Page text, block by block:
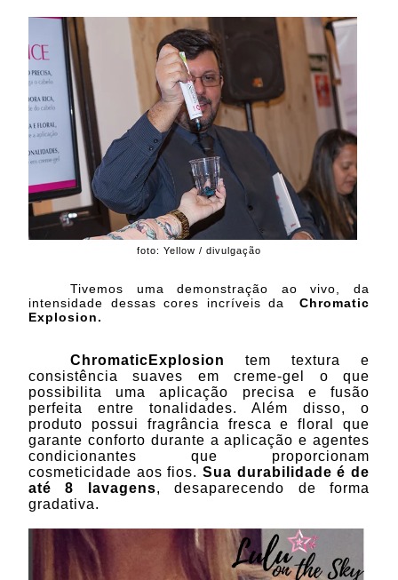
foto: Yellow / divulgação
Tivemos uma demonstração ao vivo, da
intensidade dessas cores incríveis da
Chromatic
Explosion.
ChromaticExplosion tem textura e
consistência suaves em creme-gel o que
possibilita uma aplicação precisa e fusão
perfeita entre tonalidades. Além disso, o
produto possui fragrância fresca e floral que
garante conforto durante a aplicação e agentes
condicionantes que proporcionam
cosmeticidade aos fios. Sua durabilidade é de
até 8 lavagens, desaparecendo de forma
gradativa.